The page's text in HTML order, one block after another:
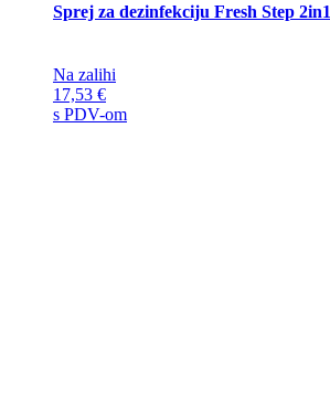
Sprej za dezinfekciju Fresh Step 2in1
Na zalihi
17,53 €
s PDV-om